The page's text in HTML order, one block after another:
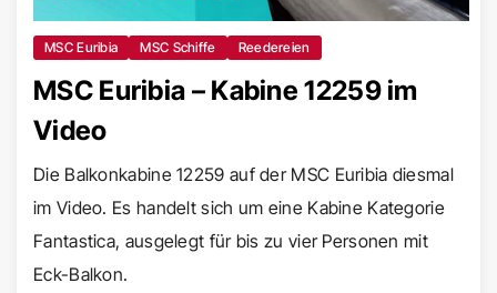
MSC Euribia MSC Schiffe Reedereien
MSC Euribia – Kabine 12259 im
Video
Die Balkonkabine 12259 auf der MSC Euribia diesmal
im Video. Es handelt sich um eine Kabine Kategorie
Fantastica, ausgelegt für bis zu vier Personen mit
Eck-Balkon.